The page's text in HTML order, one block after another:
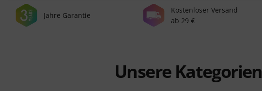
Jahre Garantie
Kostenloser Versand
ab 29 €
Unsere Kategorien